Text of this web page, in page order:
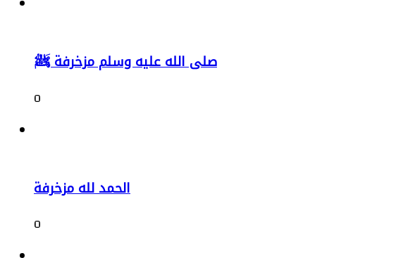
صلى الله عليه وسلم مزخرفة ﷺ
0
الحمد لله مزخرفة
0